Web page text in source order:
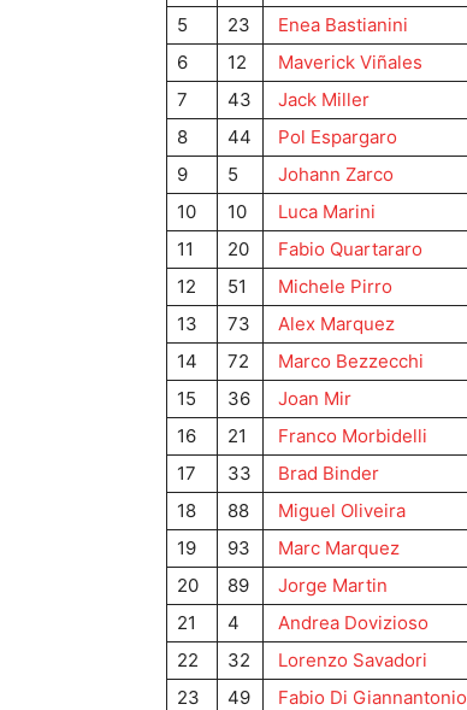
5
23 Enea Bastianini
6
12 Maverick Viñales
7
43 Jack Miller
8
44 Pol Espargaro
9
5 Johann Zarco
10
10 Luca Marini
11
20 Fabio Quartararo
12
51 Michele Pirro
13
73 Alex Marquez
14
72 Marco Bezzecchi
15
36 Joan Mir
16
21 Franco Morbidelli
17
33 Brad Binder
18
88 Miguel Oliveira
19
93 Marc Marquez
20
89 Jorge Martin
21
4 Andrea Dovizioso
22
32 Lorenzo Savadori
23
49 Fabio Di Giannantonio